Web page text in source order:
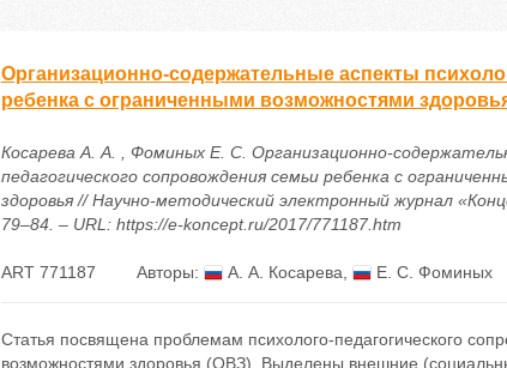
Организационно-содержательные аспекты
ребенка с ограниченными возможностями
Косарева А. А. , Фоминых Е. С. Организационно-
педагогического сопровождения семьи ребенка с
здоровья // Научно-методический электронный журнал
79–84. – URL: https://e-koncept.ru/2017/771187.htm
ART 771187 Авторы: А. А. Косарева Е. С. Фоминых
Статья посвящена проблемам психолого-педагогического
возможностями здоровья (ОВЗ). Выделены внешние